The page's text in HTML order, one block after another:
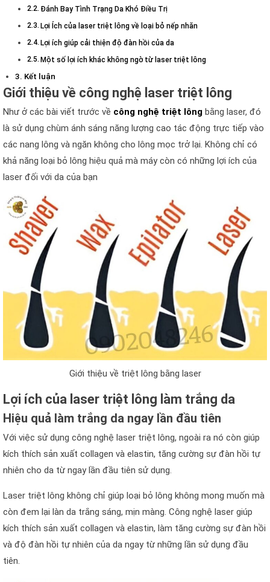
Đánh Bay Tình Trạng Da Khó Điều Trị
Lợi Ích của laser triệt lông về loại bỏ nếp nhăn
Lợi ích giúp cải thiện độ đàn hồi của da
Một số lợi ích khác không ngờ từ laser triệt lông
Kết luận
Giới thiệu về công nghệ laser triệt lông
Như ở các bài viết trước về công nghệ triệt lông bằng laser, đó
là sử dụng chùm ánh sáng năng lượng cao tác động trực tiếp vào
các nang lông và ngăn không cho lông mọc trở lại. Không chỉ có
khả năng loại bỏ lông hiệu quả mà máy còn có những lợi ích của
laser đối với da của bạn
Giới thiệu về triệt lông bằng laser
Lợi ích của laser triệt lông làm trắng da
Hiệu quả làm trắng da ngay lần đầu tiên
Với việc sử dụng công nghệ laser triệt lông, ngoài ra nó còn giúp
kích thích sản xuất collagen và elastin, tăng cường sự đàn hồi tự
nhiên cho da từ ngay lần đầu tiên sử dụng.
Laser triệt lông không chỉ giúp loại bỏ lông không mong muốn mà
còn đem lại làn da trắng sáng, mịn màng. Công nghệ laser giúp
kích thích sản xuất collagen và elastin, làm tăng cường sự đàn hồi
và độ đàn hồi tự nhiên của da ngay từ những lần sử dụng đầu
tiên.